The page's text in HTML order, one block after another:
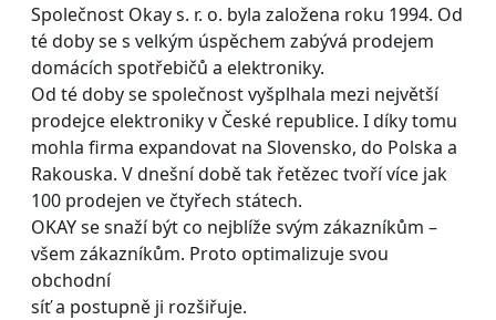
Společnost Okay s. r. o. byla založena roku 1994. Od
té doby se s velkým úspěchem zabývá prodejem
domácích spotřebičů a elektroniky.
Od té doby se společnost vyšplhala mezi největší
prodejce elektroniky v České republice. I díky tomu
mohla firma expandovat na Slovensko, do Polska a
Rakouska. V dnešní době tak řetězec tvoří více jak
100 prodejen ve čtyřech státech.
OKAY se snaží být co nejblíže svým zákazníkům –
všem zákazníkům. Proto optimalizuje svou
obchodní
síť a postupně ji rozšiřuje.